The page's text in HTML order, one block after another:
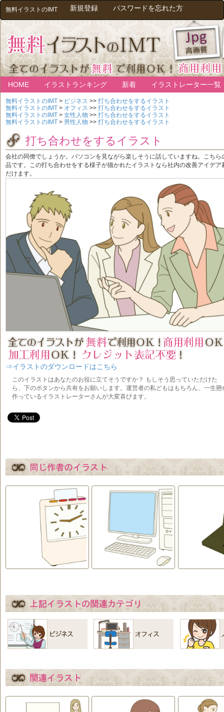
無料イラストのIMT 新規登録 パスワードを忘れた方
HOME イラストランキング 新着 イラストレーター一覧
無料イラストのIMT > ビジネス >> 打ち合わせをするイラスト
無料イラストのIMT > オフィス >> 打ち合わせをするイラスト
無料イラストのIMT > 女性人物 >> 打ち合わせをするイラスト
無料イラストのIMT > 男性人物 >> 打ち合わせをするイラスト
打ち合わせをするイラスト
会社の同僚でしょうか。パソコンを見ながら楽しそうに話していますね。こち
品です。この打ち合わせをする様子が描かれたイラストなら社内の改善アイデ
だけます。
⇒イラストのダウンロードはこちら